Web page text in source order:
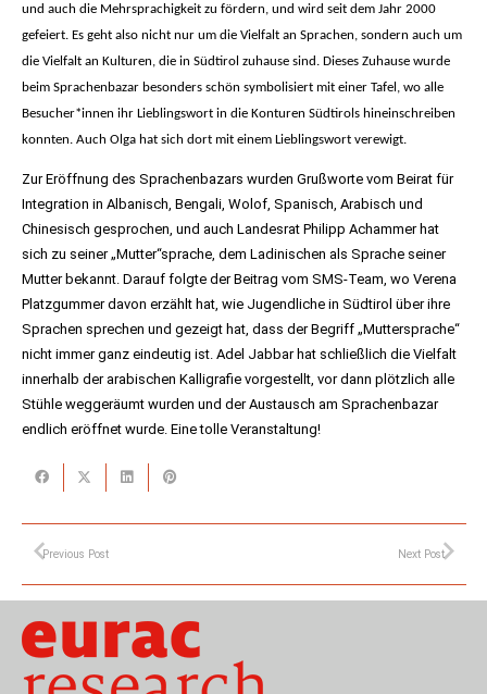
und auch die Mehrsprachigkeit zu fördern, und wird seit dem Jahr 2000
gefeiert. Es geht also nicht nur um die Vielfalt an Sprachen, sondern auch um
die Vielfalt an Kulturen, die in Südtirol zuhause sind. Dieses Zuhause wurde
beim Sprachenbazar besonders schön symbolisiert mit einer Tafel, wo alle
Besucher*innen ihr Lieblingswort in die Konturen Südtirols hineinschreiben
konnten. Auch Olga hat sich dort mit einem Lieblingswort verewigt.
Zur Eröffnung des Sprachenbazars wurden Grußworte vom Beirat für
Integration in Albanisch, Bengali, Wolof, Spanisch, Arabisch und
Chinesisch gesprochen, und auch Landesrat Philipp Achammer hat
sich zu seiner „Mutter“sprache, dem Ladinischen als Sprache seiner
Mutter bekannt. Darauf folgte der Beitrag vom SMS-Team, wo Verena
Platzgummer davon erzählt hat, wie Jugendliche in Südtirol über ihre
Sprachen sprechen und gezeigt hat, dass der Begriff „Muttersprache“
nicht immer ganz eindeutig ist. Adel Jabbar hat schließlich die Vielfalt
innerhalb der arabischen Kalligrafie vorgestellt, vor dann plötzlich alle
Stühle weggeräumt wurden und der Austausch am Sprachenbazar
endlich eröffnet wurde. Eine tolle Veranstaltung!
Previous Post Next Post